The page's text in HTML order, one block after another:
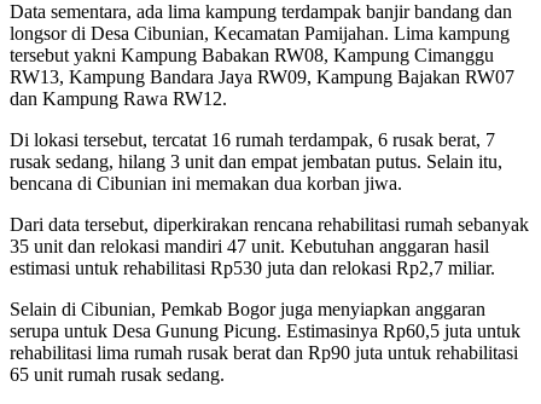
Data sementara, ada lima kampung terdampak banjir bandang dan
longsor di Desa Cibunian, Kecamatan Pamijahan. Lima kampung
tersebut yakni Kampung Babakan RW08, Kampung Cimanggu
RW13, Kampung Bandara Jaya RW09, Kampung Bajakan RW07
dan Kampung Rawa RW12.
Di lokasi tersebut, tercatat 16 rumah terdampak, 6 rusak berat, 7
rusak sedang, hilang 3 unit dan empat jembatan putus. Selain itu,
bencana di Cibunian ini memakan dua korban jiwa.
Dari data tersebut, diperkirakan rencana rehabilitasi rumah sebanyak
35 unit dan relokasi mandiri 47 unit. Kebutuhan anggaran hasil
estimasi untuk rehabilitasi Rp530 juta dan relokasi Rp2,7 miliar.
Selain di Cibunian, Pemkab Bogor juga menyiapkan anggaran
serupa untuk Desa Gunung Picung. Estimasinya Rp60,5 juta untuk
rehabilitasi lima rumah rusak berat dan Rp90 juta untuk rehabilitasi
65 unit rumah rusak sedang.